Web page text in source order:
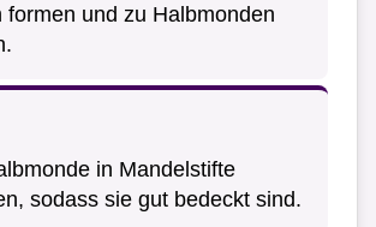
formen und zu Halbmonden
in Mandelstifte
sodass sie gut bedeckt sind.